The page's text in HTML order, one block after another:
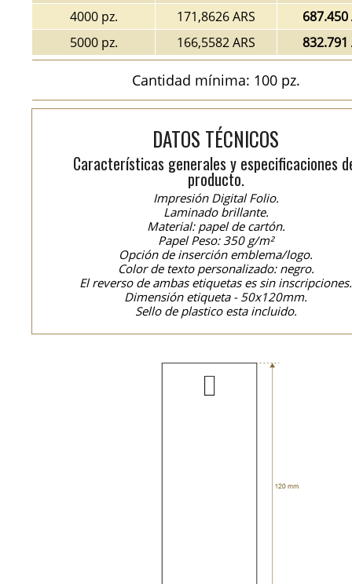
4000 pz.
171,8626 ARS
687.450
5000 pz.
166,5582 ARS 832.791
Cantidad mínima: 100 pz.
DATOS TÉCNICOS
Características generales y especificaciones
producto.
Impresión Digital Folio.
Laminado brillante.
Material: papel de cartón.
Papel Peso: 350 g/m²
Opción de inserción emblema/logo.
Color de texto personalizado: negro.
El reverso de ambas etiquetas es sin inscripciones.
Dimensión etiqueta - 50x120mm.
Sello de plastico esta incluido.